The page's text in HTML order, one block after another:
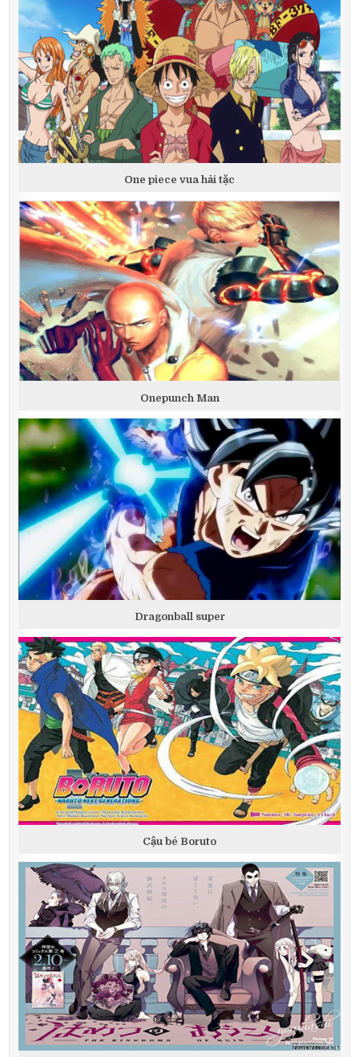
One piece vua hải tặc
Onepunch Man
Dragonball super
Cậu bé Boruto